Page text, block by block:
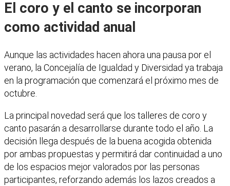
El coro y el canto se incorporan
como actividad anual
Aunque las actividades hacen ahora una pausa por el
verano, la Concejalía de Igualdad y Diversidad ya trabaja
en la programación que comenzará el próximo mes de
octubre.
La principal novedad será que los talleres de coro y
canto pasarán a desarrollarse durante todo el año. La
decisión llega después de la buena acogida obtenida
por ambas propuestas y permitirá dar continuidad a uno
de los espacios mejor valorados por las personas
participantes, reforzando además los lazos creados a